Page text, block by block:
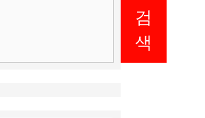
검
색